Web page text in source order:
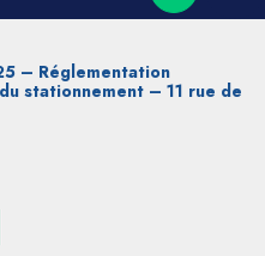
– Réglementation
stationnement – 11 rue de